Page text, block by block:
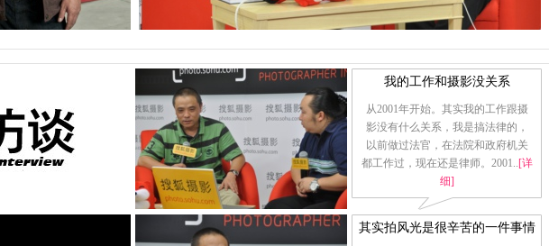
我的工作和摄影没关系
从2001年开始。其实我的工作跟摄
影没有什么关系，我是搞法律的，
以前做过法官，在法院和政府机关
都工作过，现在还是律师。2001..[详
细]
其实拍风光是很辛苦的一件事情